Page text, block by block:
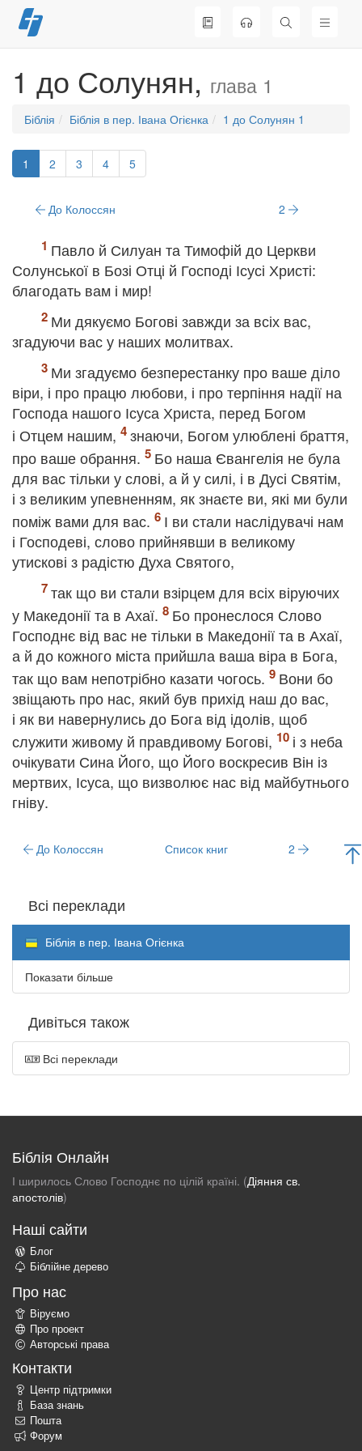
Перейти
до
1 до Солунян, глава 1
Біблія Біблія в пер. Івана Огієнка 1 до Солунян 1
1 2 3 4 5
До Колоссян 2
Павло й Силуан та Тимофій до Церкви
Солунської в Бозі Отці й Господі Ісусі Христі:
благодать вам і мир!
Ми дякуємо Богові завжди за всіх вас,
згадуючи вас у наших молитвах.
Ми згадуємо безперестанку про ваше діло
віри, і про працю любови, і про терпіння надії на
Господа нашого Ісуса Христа, перед Богом
і Отцем нашим,
знаючи, Богом улюблені браття,
про ваше обрання.
Бо наша Євангелія не була
для вас тільки у слові, а й у силі, і в Дусі Святім,
і з великим упевненням, як знаєте ви, які ми були
поміж вами для вас.
І ви стали наслідувачі нам
і Господеві, слово прийнявши в великому
утискові з радістю Духа Святого,
так що ви стали взірцем для всіх віруючих
у Македонії та в Ахаї.
Бо пронеслося Слово
Господнє від вас не тільки в Македонії та в Ахаї,
а й до кожного міста прийшла ваша віра в Бога,
так що вам непотрібно казати чогось.
Вони бо
звіщають про нас, який був прихід наш до вас,
і як ви навернулись до Бога від ідолів, щоб
служити живому й правдивому Богові,
і з неба
очікувати Сина Його, що Його воскресив Він із
мертвих, Ісуса, що визволює нас від майбутнього
гніву.
До Колоссян Список книг 2
Всі переклади
Біблія в пер. Івана Огієнка
Показати більше
Дивіться також
Всі переклади
Біблія Онлайн
І ширилось Слово Господнє по цілій країні. (Діяння св.
апостолів)
Наші сайти
Блог
Біблійне дерево
Про нас
Віруємо
Про проект
Авторські права
Контакти
Центр підтримки
База знань
Пошта
Форум